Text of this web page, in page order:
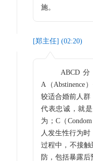
施。
[郑主任] (02:20)
ABCD分
A（Abstinence
较适合婚前人群
代表忠诚，就
为；C（
人发生性行为
过程中，不接触
防，包括暴露